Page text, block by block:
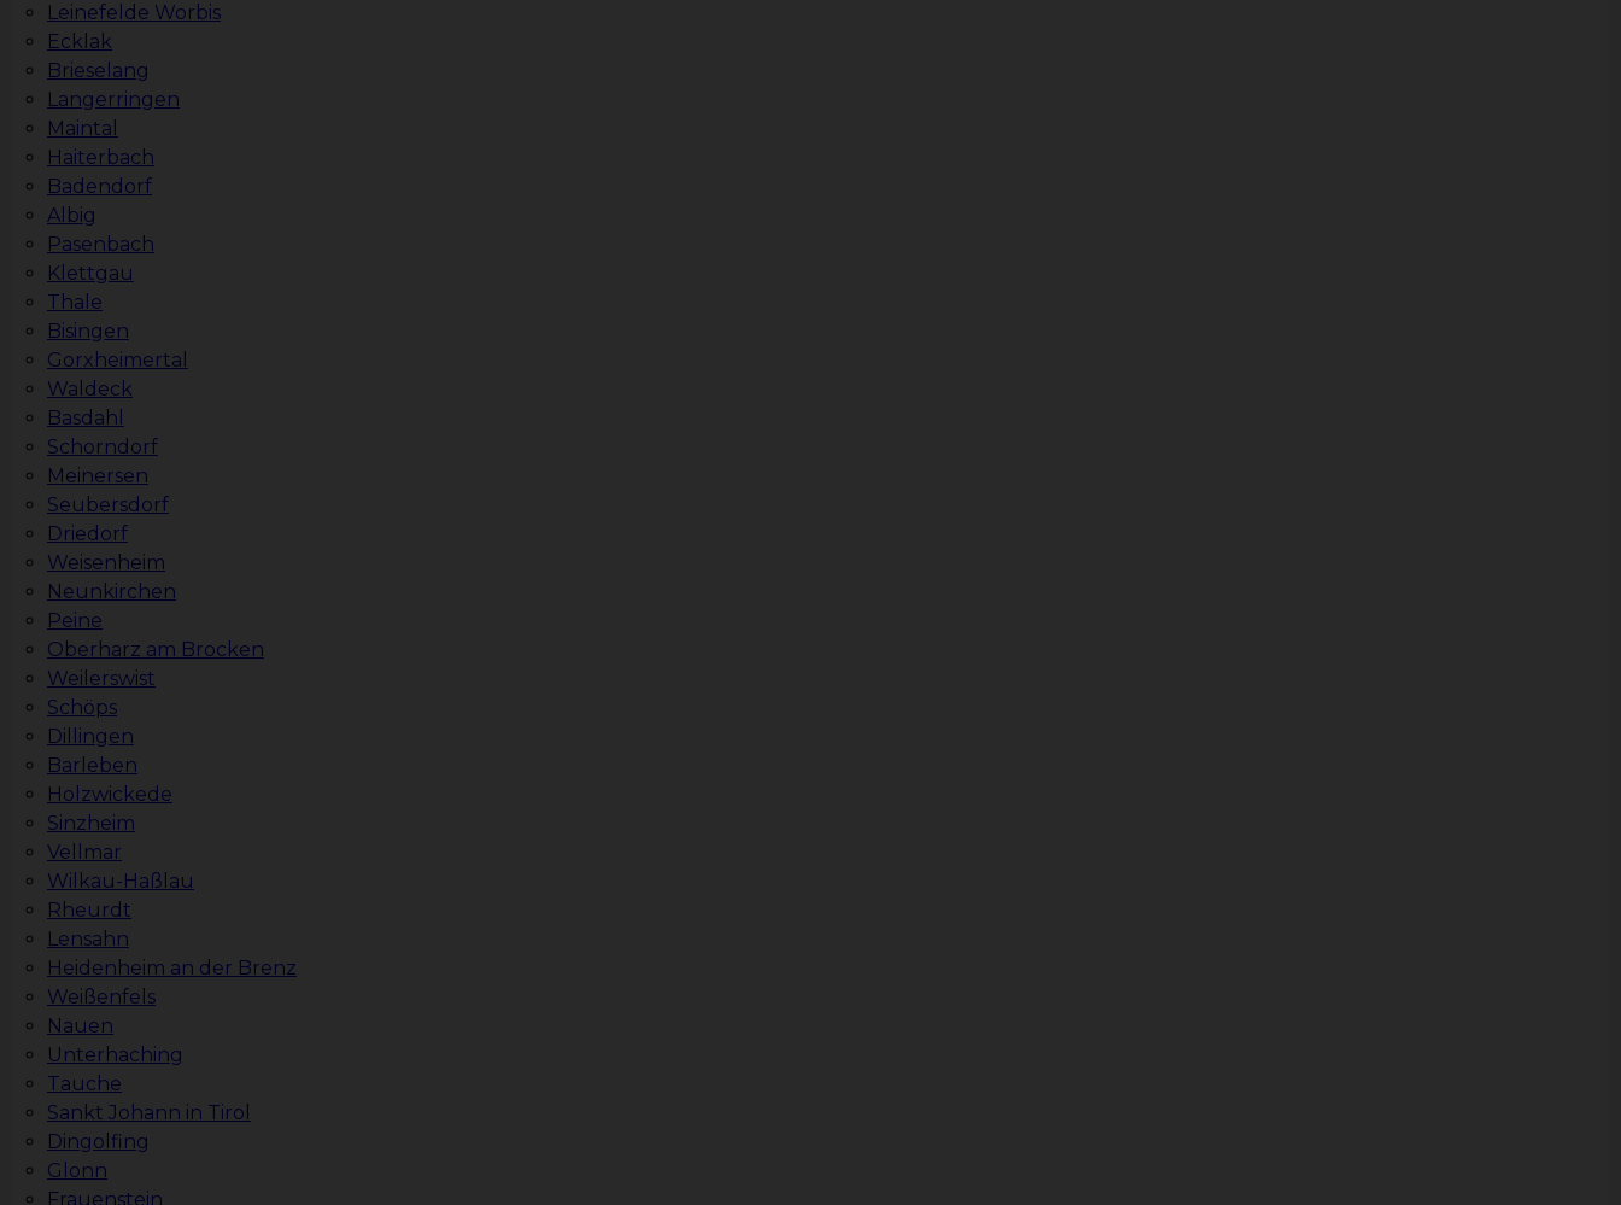
Leinefelde Worbis
Ecklak
Brieselang
Langerringen
Maintal
Haiterbach
Badendorf
Albig
Pasenbach
Klettgau
Thale
Bisingen
Gorxheimertal
Waldeck
Basdahl
Schorndorf
Meinersen
Seubersdorf
Driedorf
Weisenheim
Neunkirchen
Peine
Oberharz am Brocken
Weilerswist
Schöps
Dillingen
Barleben
Holzwickede
Sinzheim
Vellmar
Wilkau-Haßlau
Rheurdt
Lensahn
Heidenheim an der Brenz
Weißenfels
Nauen
Unterhaching
Tauche
Sankt Johann in Tirol
Dingolfing
Glonn
Frauenstein